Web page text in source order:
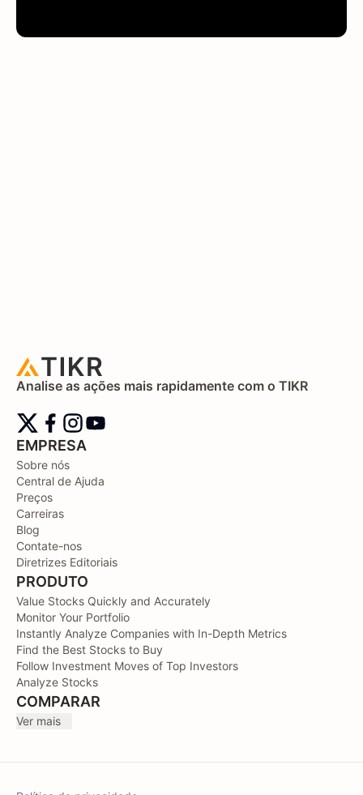
Analise as ações mais rapidamente com o TIKR
EMPRESA
Sobre nós
Central de Ajuda
Preços
Carreiras
Blog
Contate-nos
Diretrizes Editoriais
PRODUTO
Value Stocks Quickly and Accurately
Monitor Your Portfolio
Instantly Analyze Companies with In-Depth Metrics
Find the Best Stocks to Buy
Follow Investment Moves of Top Investors
Analyze Stocks
COMPARAR
Ver mais